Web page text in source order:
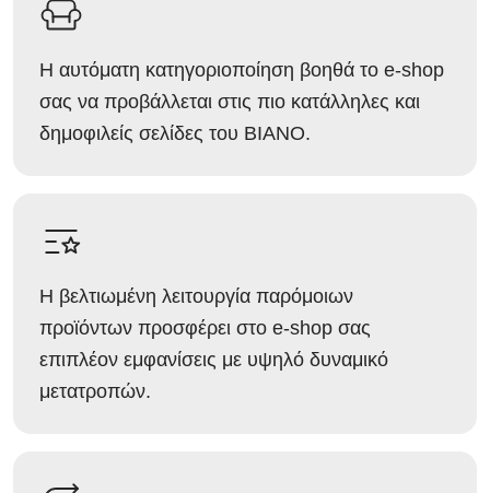
Η αυτόματη κατηγοριοποίηση βοηθά το e-shop
σας να προβάλλεται στις πιο κατάλληλες και
δημοφιλείς σελίδες του BIANO.
Η βελτιωμένη λειτουργία παρόμοιων
προϊόντων προσφέρει στο e-shop σας
επιπλέον εμφανίσεις με υψηλό δυναμικό
μετατροπών.